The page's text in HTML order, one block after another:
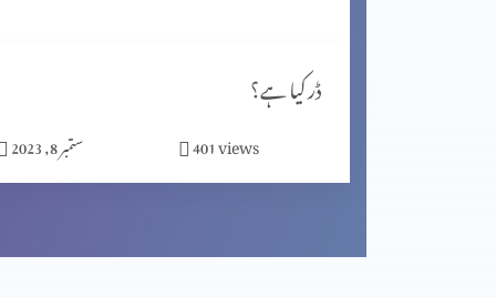
آخیر زمانہ اور ہزار سال بادشاہت
کیا جِنات نے ہیکل تعمیر کی؟ پارٹ 2
ڈر کیا ہے؟
ستمبر 8, 2023 401views